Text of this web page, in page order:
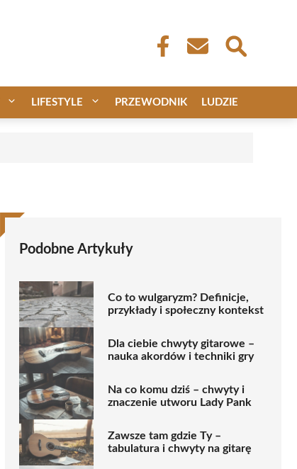
LIFESTYLE PRZEWODNIK LUDZIE
Podobne Artykuły
Co to wulgaryzm? Definicje,
przykłady i społeczny kontekst
Dla ciebie chwyty gitarowe –
nauka akordów i techniki gry
Na co komu dziś – chwyty i
znaczenie utworu Lady Pank
Zawsze tam gdzie Ty –
tabulatura i chwyty na gitarę